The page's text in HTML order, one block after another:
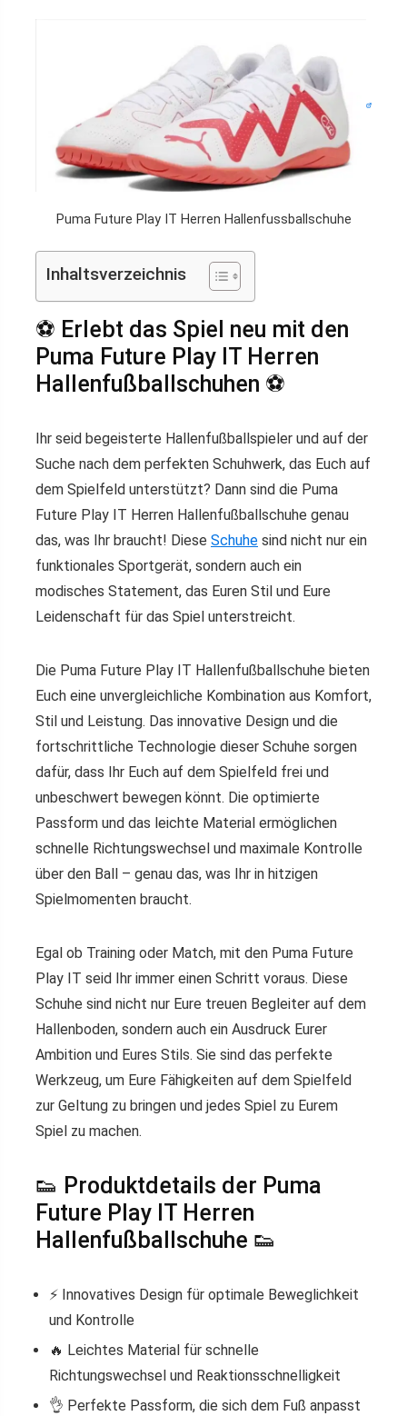
Puma Future Play IT Herren Hallenfussballschuhe
Inhaltsverzeichnis
⚽ Erlebt das Spiel neu mit den
Puma Future Play IT Herren
Hallenfußballschuhen ⚽
Ihr seid begeisterte Hallenfußballspieler und auf der
Suche nach dem perfekten Schuhwerk, das Euch auf
dem Spielfeld unterstützt? Dann sind die Puma
Future Play IT Herren Hallenfußballschuhe genau
das, was Ihr braucht! Diese Schuhe sind nicht nur ein
funktionales Sportgerät, sondern auch ein
modisches Statement, das Euren Stil und Eure
Leidenschaft für das Spiel unterstreicht.
Die Puma Future Play IT Hallenfußballschuhe bieten
Euch eine unvergleichliche Kombination aus Komfort,
Stil und Leistung. Das innovative Design und die
fortschrittliche Technologie dieser Schuhe sorgen
dafür, dass Ihr Euch auf dem Spielfeld frei und
unbeschwert bewegen könnt. Die optimierte
Passform und das leichte Material ermöglichen
schnelle Richtungswechsel und maximale Kontrolle
über den Ball – genau das, was Ihr in hitzigen
Spielmomenten braucht.
Egal ob Training oder Match, mit den Puma Future
Play IT seid Ihr immer einen Schritt voraus. Diese
Schuhe sind nicht nur Eure treuen Begleiter auf dem
Hallenboden, sondern auch ein Ausdruck Eurer
Ambition und Eures Stils. Sie sind das perfekte
Werkzeug, um Eure Fähigkeiten auf dem Spielfeld
zur Geltung zu bringen und jedes Spiel zu Eurem
Spiel zu machen.
👟 Produktdetails der Puma
Future Play IT Herren
Hallenfußballschuhe 👟
⚡ Innovatives Design für optimale Beweglichkeit
und Kontrolle
🔥 Leichtes Material für schnelle
Richtungswechsel und Reaktionsschnelligkeit
👌 Perfekte Passform, die sich dem Fuß anpasst